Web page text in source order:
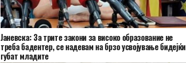
Јаневска: За трите закони за високо образование не
треба бадентер, се надевам на брзо усвојување бидејќи
губат младите